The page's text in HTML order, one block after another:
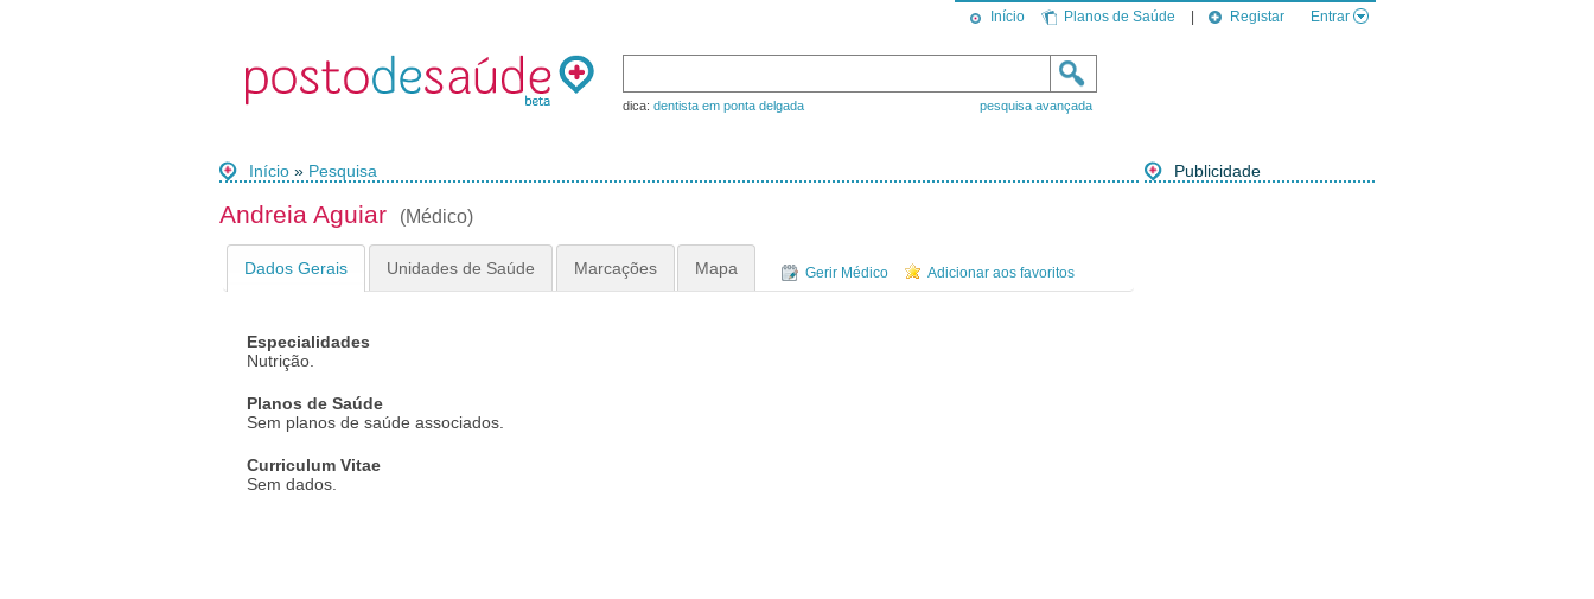
Registar Entrar
Início Planos de Saúde
dica: dentista em ponta delgada pesquisa avançada
Início» Pesquisa
Andreia Aguiar (Médico)
Gerir Médico Adicionar aos favoritos
Dados Gerais Unidades de Saúde Marcações Mapa
Especialidades
Nutrição.
Planos de Saúde
Sem planos de saúde associados.
Curriculum Vitae
Sem dados.
Publicidade